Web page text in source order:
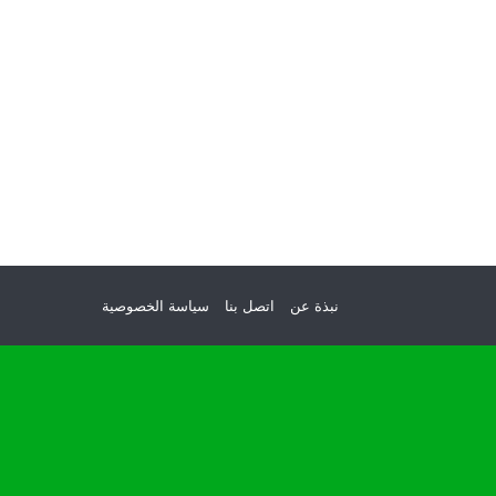
نبذة عن اتصل بنا سياسة الخصوصية